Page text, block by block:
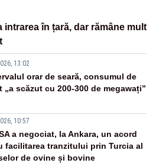
intrarea în țară, dar rămâne mult
13:02
orar de seară, consumul de
„a scăzut cu 200-300 de megawați”
10:57
a negociat, la Ankara, un acord
facilitarea tranzitului prin Turcia al
de ovine și bovine